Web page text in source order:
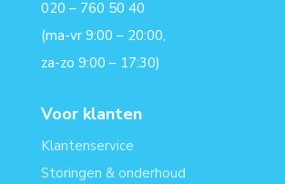
020 – 760 50 40
(ma-vr 9:00 – 20:00,
za-zo 9:00 – 17:30)
Voor klanten
Klantenservice
Storingen & onderhoud